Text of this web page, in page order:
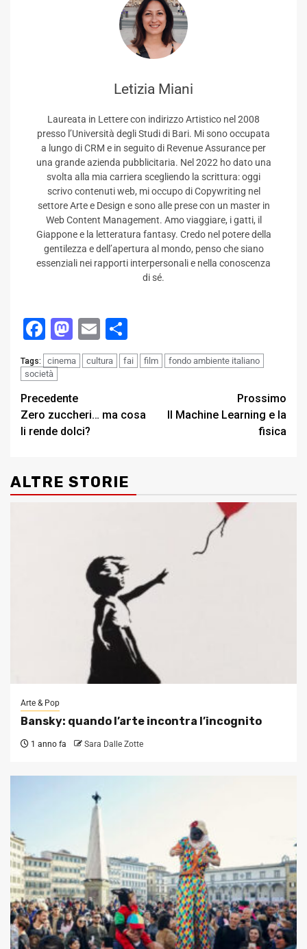
Letizia Miani
Laureata in Lettere con indirizzo Artistico nel 2008
presso l’Università degli Studi di Bari. Mi sono occupata
a lungo di CRM e in seguito di Revenue Assurance per
una grande azienda pubblicitaria. Nel 2022 ho dato una
svolta alla mia carriera scegliendo la scrittura: oggi
scrivo contenuti web, mi occupo di Copywriting nel
settore Arte e Design e sono alle prese con un master in
Web Content Management. Amo viaggiare, i gatti, il
Giappone e la letteratura fantasy. Credo nel potere della
gentilezza e dell’apertura al mondo, penso che siano
essenziali nei rapporti interpersonali e nella conoscenza
di sé.
Facebook
Mastodon
Email
Tags: cinema cultura fai film
fondo ambiente italiano
società
Post
navigation
Precedente
Zero zuccheri… ma cosa
li rende dolci?
Prossimo
Il Machine Learning e la
fisica
ALTRE STORIE
Arte & Pop
Bansky: quando l’arte incontra l’incognito
1 anno fa Sara Dalle Zotte